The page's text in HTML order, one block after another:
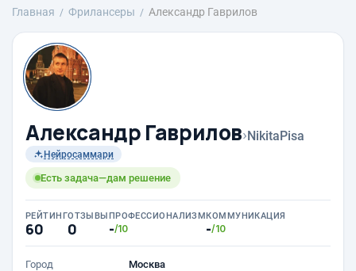
Главная Фрилансеры Александр Гаврилов
Александр Гаврилов›NikitaPisa
Нейросаммари
Есть задача—дам решение
РЕЙТИНГ
60
ОТЗЫВЫ
0
ПРОФЕССИОНАЛИЗМ
-/10
КОММУНИКАЦИЯ
-/10
Город
Москва